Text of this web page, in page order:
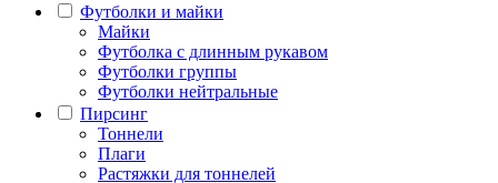
Футболки и майки
Майки
Футболка с длинным рукавом
Футболки группы
Футболки нейтральные
Пирсинг
Тоннели
Плаги
Растяжки для тоннелей